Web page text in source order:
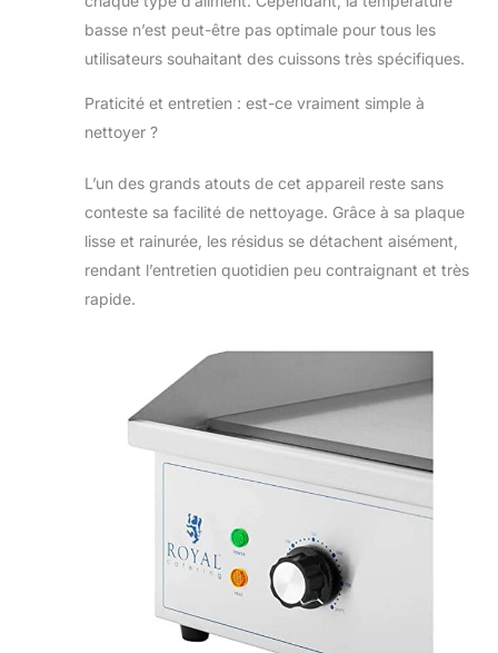
basse n’est peut-être pas optimale pour tous les
utilisateurs souhaitant des cuissons très spécifiques.
Praticité et entretien : est-ce vraiment simple à
nettoyer ?
L’un des grands atouts de cet appareil reste sans
conteste sa facilité de nettoyage. Grâce à sa plaque
lisse et rainurée, les résidus se détachent aisément,
rendant l’entretien quotidien peu contraignant et très
rapide.